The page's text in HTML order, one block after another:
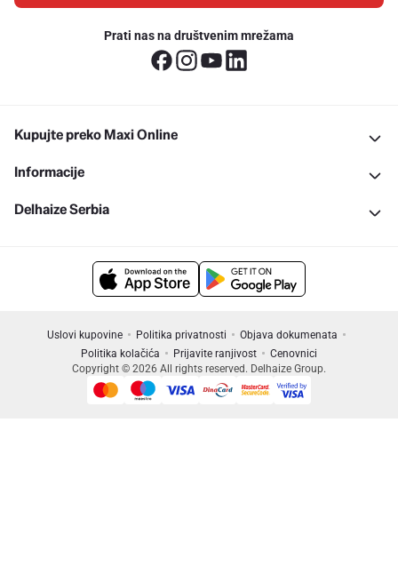
Prati nas na društvenim mrežama
Kupujte preko Maxi Online
Informacije
Delhaize Serbia
Uslovi kupovine Politika privatnosti
Objava dokumenata
Politika kolačića
Prijavite ranjivost
Cenovnici
Copyright © 2026 All rights reserved. Delhaize Group.